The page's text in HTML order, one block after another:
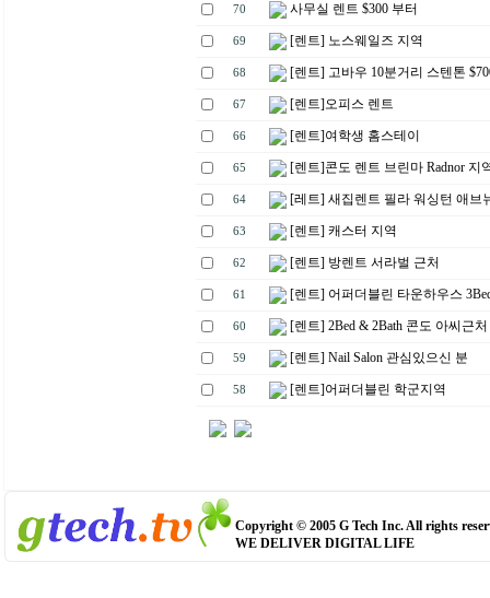
70 사무실 렌트 $300 부터
69 [렌트] 노스웨일즈 지역
68 [렌트] 고바우 10분거리 스텐톤
67 [렌트]오피스 렌트
66 [렌트]여학생 홈스테이
65 [렌트]콘도 렌트 브린마 Radnor 지
64 [레트] 새집렌트 필라 워싱턴 애브
63 [렌트] 캐스터 지역
62 [렌트] 방렌트 서라벌 근처
61 [렌트] 어퍼더블린 타운하우스
60 [렌트] 2Bed & 2Bath 콘도 아씨근처
59 [렌트] Nail Salon 관심있으신 분
58 [렌트]어퍼더블린 학군지역
Copyright © 2005 G Tech Inc. All rights
WE DELIVER DIGITAL LIFE